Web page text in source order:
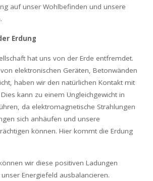
auf unser Wohlbefinden und unsere
Erdung
hat uns von der Erde entfremdet.
elektronischen Geräten, Betonwänden
haben wir den natürlichen Kontakt mit
kann zu einem Ungleichgewicht in
da elektromagnetische Strahlungen
sich anhäufen und unsere
können. Hier kommt die Erdung
wir diese positiven Ladungen
Energiefeld ausbalancieren.